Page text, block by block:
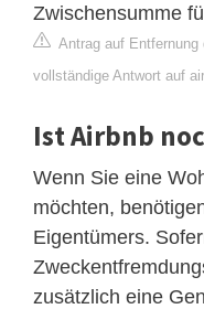
Zwischensumme
Antrag auf Entfernung
vollständige Antwort auf
Ist Airbnb
Wenn Sie eine
möchten,
Eigentümers.
zusätzlich eine